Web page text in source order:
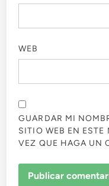
WEB
GUARDAR MI
SITIO WEB EN ESTE
VEZ QUE HAGA UN